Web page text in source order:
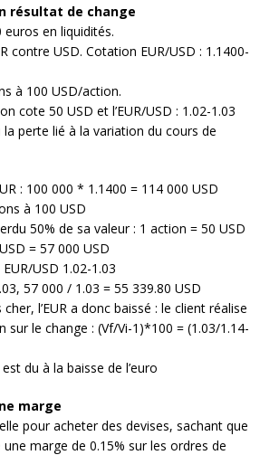
résultat de change
euros en liquidités.
contre USD. Cotation EUR/USD : 1.1400-
à 100 USD/action.
cote 50 USD et l’EUR/USD : 1.02-1.03
perte lié à la variation du cours de
: 100 000 * 1.1400 = 114 000 USD
à 100 USD
50% de sa valeur : 1 action = 50 USD
= 57 000 USD
USD 1.02-1.03
57 000 / 1.03 = 55 339.80 USD
l’EUR a donc baissé : le client réalise
sur le change : (Vf/Vi-1)*100 = (1.03/1.14-
du à la baisse de l’euro
marge
pour acheter des devises, sachant que
marge de 0.15% sur les ordres de